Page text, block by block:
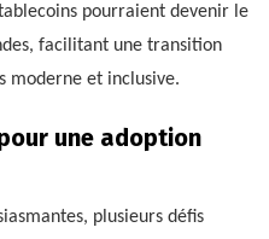
pourraient devenir le
facilitant une transition
moderne et inclusive.
une adoption
plusieurs défis